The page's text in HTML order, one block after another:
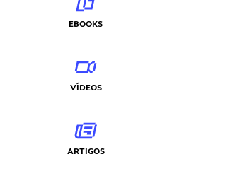
EBOOKS
VÍDEOS
ARTIGOS